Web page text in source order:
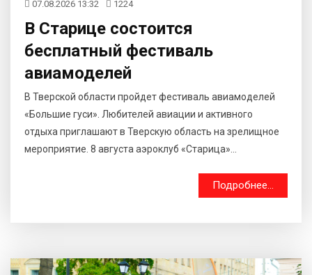
07.08.2026 13:32 1224
В Старице состоится
бесплатный фестиваль
авиамоделей
В Тверской области пройдет фестиваль авиамоделей
«Большие гуси». Любителей авиации и активного
отдыха приглашают в Тверскую область на зрелищное
мероприятие. 8 августа аэроклуб «Старица»...
Подробнее...